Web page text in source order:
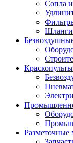
Сопла и
Шланги